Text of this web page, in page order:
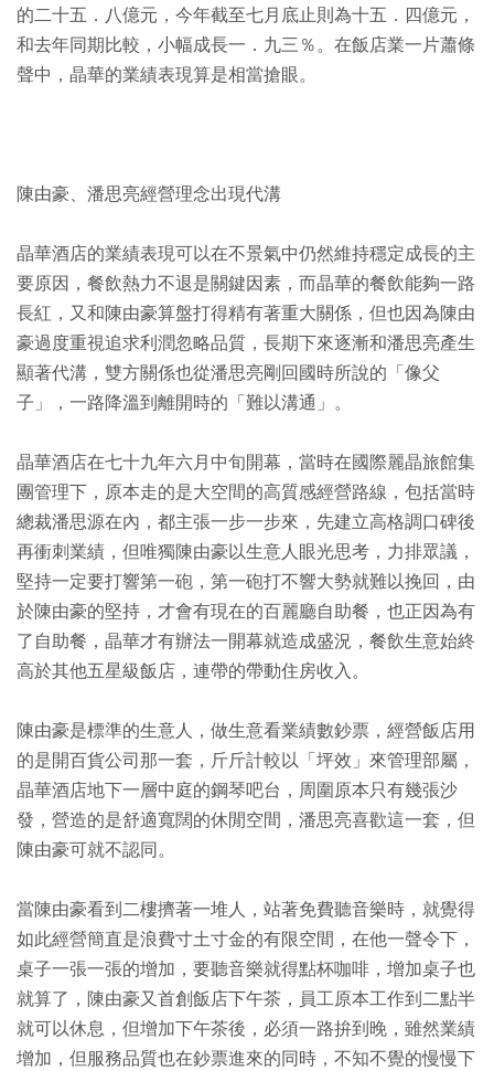
的二十五．八億元，今年截至七月底止則為十五．四億元，
和去年同期比較，小幅成長一．九三％。在飯店業一片蕭條
聲中，晶華的業績表現算是相當搶眼。
陳由豪、潘思亮經營理念出現代溝
晶華酒店的業績表現可以在不景氣中仍然維持穩定成長的主
要原因，餐飲熱力不退是關鍵因素，而晶華的餐飲能夠一路
長紅，又和陳由豪算盤打得精有著重大關係，但也因為陳由
豪過度重視追求利潤忽略品質，長期下來逐漸和潘思亮產生
顯著代溝，雙方關係也從潘思亮剛回國時所說的「像父
子」，一路降溫到離開時的「難以溝通」。
晶華酒店在七十九年六月中旬開幕，當時在國際麗晶旅館集
團管理下，原本走的是大空間的高質感經營路線，包括當時
總裁潘思源在內，都主張一步一步來，先建立高格調口碑後
再衝刺業績，但唯獨陳由豪以生意人眼光思考，力排眾議，
堅持一定要打響第一砲，第一砲打不響大勢就難以挽回，由
於陳由豪的堅持，才會有現在的百麗廳自助餐，也正因為有
了自助餐，晶華才有辦法一開幕就造成盛況，餐飲生意始終
高於其他五星級飯店，連帶的帶動住房收入。
陳由豪是標準的生意人，做生意看業績數鈔票，經營飯店用
的是開百貨公司那一套，斤斤計較以「坪效」來管理部屬，
晶華酒店地下一層中庭的鋼琴吧台，周圍原本只有幾張沙
發，營造的是舒適寬闊的休閒空間，潘思亮喜歡這一套，但
陳由豪可就不認同。
當陳由豪看到二樓擠著一堆人，站著免費聽音樂時，就覺得
如此經營簡直是浪費寸土寸金的有限空間，在他一聲令下，
桌子一張一張的增加，要聽音樂就得點杯咖啡，增加桌子也
就算了，陳由豪又首創飯店下午茶，員工原本工作到二點半
就可以休息，但增加下午茶後，必須一路拚到晚，雖然業績
增加，但服務品質也在鈔票進來的同時，不知不覺的慢慢下